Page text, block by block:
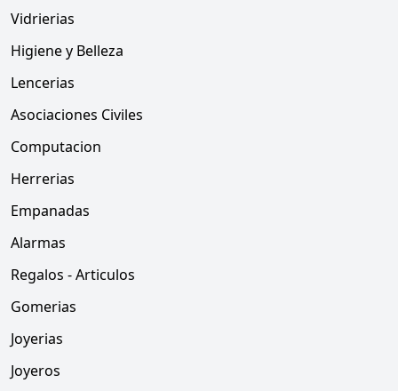
Vidrierias
Higiene y Belleza
Lencerias
Asociaciones Civiles
Computacion
Herrerias
Empanadas
Alarmas
Regalos - Articulos
Gomerias
Joyerias
Joyeros